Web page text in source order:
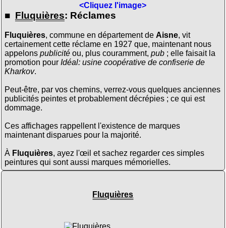
<Cliquez l'image>
■ Fluquières: Réclames
Fluquières, commune en département de Aisne, vit
certainement cette réclame en 1927 que, maintenant nous
appelons publicitéou, plus couramment, pub; elle faisait la
promotion pour Idéal: usine coopérative de confiserie de
Kharkov.
Peut-être, par vos chemins, verrez-vous quelques anciennes
publicités peintes et probablement décrépies ; ce qui est
dommage.
Ces affichages rappellent l'existence de marques
maintenant disparues pour la majorité.
À Fluquières, ayez l'œil et sachez regarder ces simples
peintures qui sont aussi marques mémorielles.
Fluquières